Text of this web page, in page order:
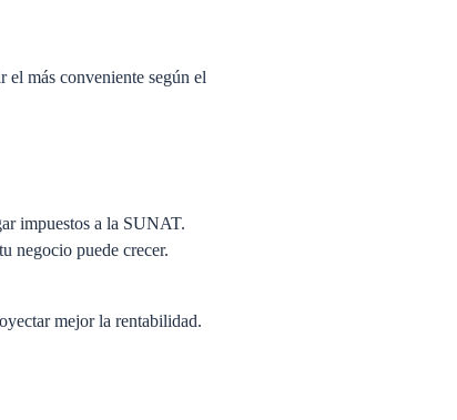
el más conveniente según el
impuestos a la SUNAT.
negocio puede crecer.
mejor la rentabilidad.